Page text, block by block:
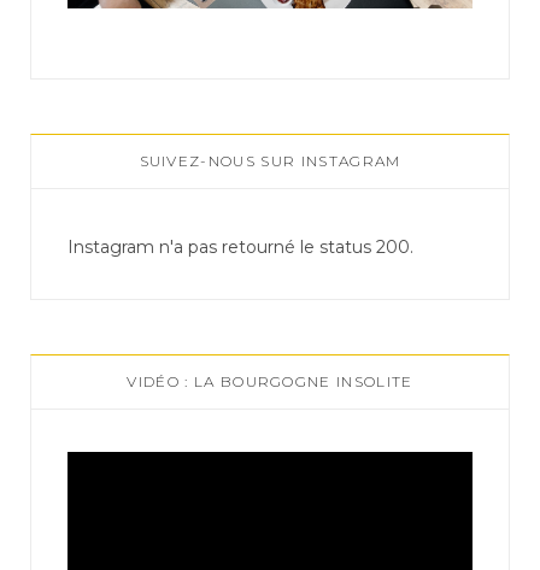
SUIVEZ-NOUS SUR INSTAGRAM
Instagram n'a pas retourné le status 200.
VIDÉO : LA BOURGOGNE INSOLITE